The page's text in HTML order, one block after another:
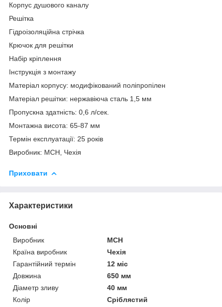
Корпус душового каналу
Решітка
Гідроізоляційна стрічка
Крючок для решітки
Набір кріплення
Інструкція з монтажу
Матеріал корпусу: модифікований поліпропілен
Матеріал решітки: нержавіюча сталь 1,5 мм
Пропускна здатність: 0,6 л/сек.
Монтажна висота: 65-87 мм
Термін експлуатації: 25 років
Виробник: МСН, Чехія
Приховати
Характеристики
Основні
Виробник
MCH
Країна виробник
Чехія
Гарантійний термін
12 міс
Довжина
650 мм
Діаметр зливу
40 мм
Колір
Сріблястий